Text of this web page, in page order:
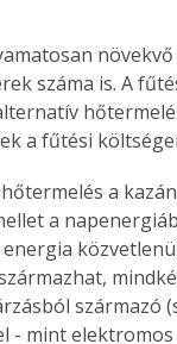
száma is. A
a fűtési
a
a
származó
- mint